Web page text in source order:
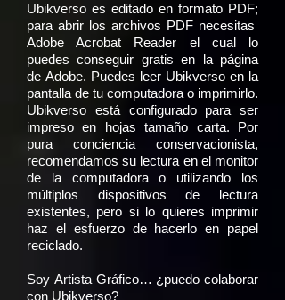
Ubikverso es editado en formato PDF;
para abrir los archivos PDF necesitas
Adobe Acrobat Reader el cual lo
puedes conseguir gratis en la página
de Adobe. Puedes leer Ubikverso en la
pantalla de tu computadora o imprimirlo.
Ubikverso está configurado para ser
impreso en hojas tamaño carta. Por
pura conciencia conservacionista,
recomendamos su lectura en el monitor
de la computadora o utilizando los
múltiplos dispositivos de lectura
existentes, pero si lo quieres imprimir
haz el esfuerzo de hacerlo en papel
reciclado.
Soy Artista Gráfico… ¿puedo colaborar
con Ubikverso?